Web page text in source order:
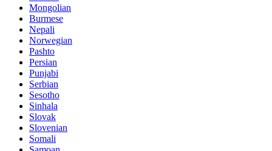
Mongolian
Burmese
Nepali
Norwegian
Pashto
Persian
Punjabi
Serbian
Sesotho
Sinhala
Slovak
Slovenian
Somali